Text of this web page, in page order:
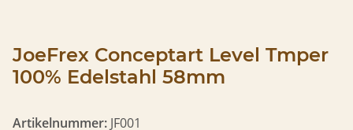
JoeFrex Conceptart Level Tmper
100% Edelstahl 58mm
Artikelnummer: JF001